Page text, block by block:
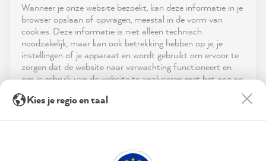
Service
Neem contact op met
Wanneer je onze website bezoekt, kan deze informatie in je
browser opslaan of opvragen, meestal in de vorm van
cookies. Deze informatie is niet alleen technisch
noodzakelijk, maar kan ook betrekking hebben op je, je
instellingen of je apparaat en wordt gebruikt om ervoor te
zorgen dat de website naar verwachting functioneert en
om je gebruik van de website te analyseren met het oog op
advertenties aan te bieden via de diensten die in de
akkoord (op elk moment herroepbaar) met deze
reviews-io
Verified Customer
I'm super happy with everything. Did
Share
Kies je regio en taal